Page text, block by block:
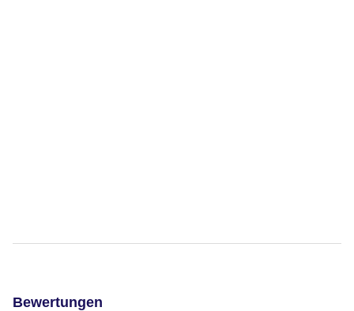
Bewertungen